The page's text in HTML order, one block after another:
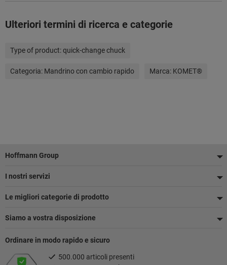
Ulteriori termini di ricerca e categorie
Type of product:quick-change chuck
Categoria: Mandrino con cambio rapido Marca: KOMET®
Piè
di
pagina
Hoffmann Group
I nostri servizi
Le migliori categorie di prodotto
Siamo a vostra disposizione
Ordinare in modo rapido e sicuro
500.000 articoli presenti